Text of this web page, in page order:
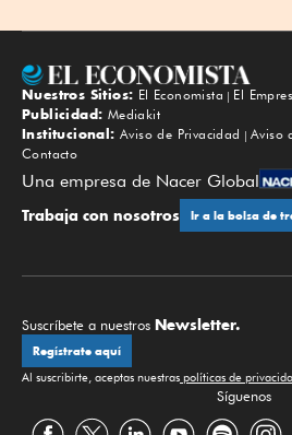
Nuestros Sitios: El Economista El
Publicidad: Mediakit
Institucional: Aviso de Privacidad
Aviso
Contacto
Una empresa de Nacer Global
Trabaja con nosotros Ir a la bolsa de
Suscríbete a nuestros Newsletter.
Regístrate aquí
Al suscribirte, aceptas nuestras políticas de
Síguenos